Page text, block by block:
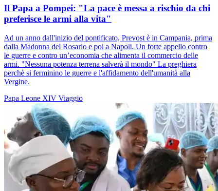
Il Papa a Pompei: "La pace è messa a rischio da chi
preferisce le armi alla vita"
Ad un anno dall'inizio del pontificato, Prevost è in Campania, prima
dalla Madonna del Rosario e poi a Napoli. Un forte appello contro
le guerre e contro un’economia che alimenta il commercio delle
armi. "Nessuna potenza terrena salverà il mondo" La preghiera
perchè si ferminino le guerre e l'affidamento dell'umanità alla
Vergine.
Papa Leone XIV Viaggio